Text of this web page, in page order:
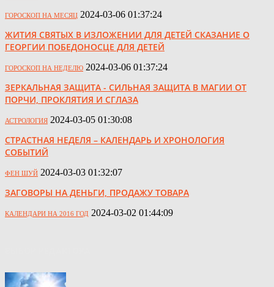
ГОРОСКОП НА МЕСЯЦ 2024-03-06 01:37:24
ЖИТИЯ СВЯТЫХ В ИЗЛОЖЕНИИ ДЛЯ ДЕТЕЙ СКАЗАНИЕ О
ГЕОРГИИ ПОБЕДОНОСЦЕ ДЛЯ ДЕТЕЙ
ГОРОСКОП НА НЕДЕЛЮ 2024-03-06 01:37:24
ЗЕРКАЛЬНАЯ ЗАЩИТА - СИЛЬНАЯ ЗАЩИТА В МАГИИ ОТ
ПОРЧИ, ПРОКЛЯТИЯ И СГЛАЗА
АСТРОЛОГИЯ 2024-03-05 01:30:08
СТРАСТНАЯ НЕДЕЛЯ – КАЛЕНДАРЬ И ХРОНОЛОГИЯ
СОБЫТИЙ
ФЕН ШУЙ 2024-03-03 01:32:07
ЗАГОВОРЫ НА ДЕНЬГИ, ПРОДАЖУ ТОВАРА
КАЛЕНДАРИ НА 2016 ГОД 2024-03-02 01:44:09